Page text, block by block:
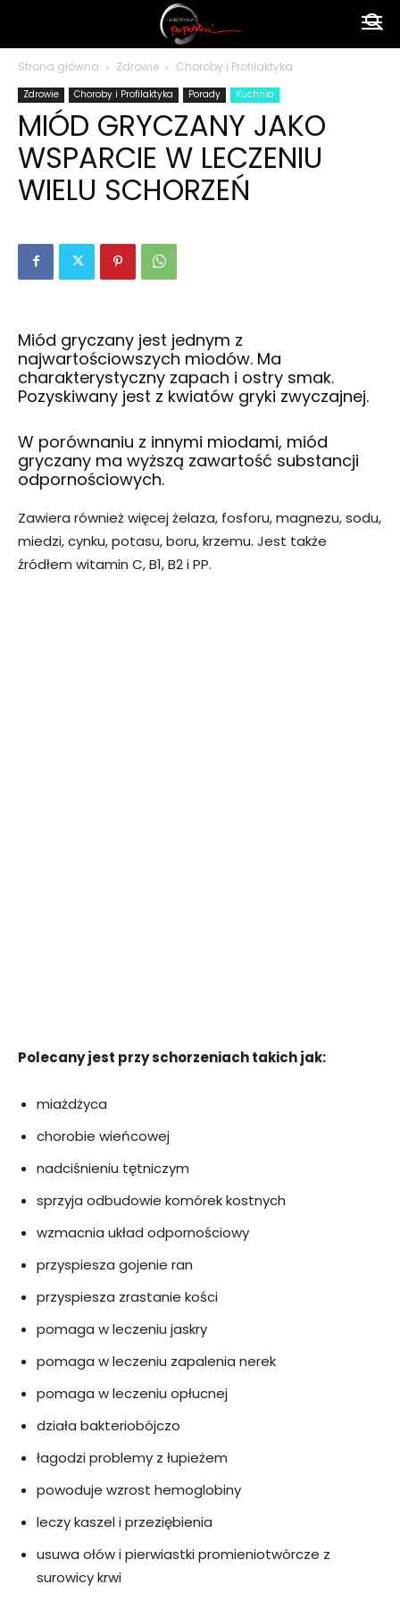
polsku
Strona główna Zdrowie Choroby i Profilaktyka
Zdrowie Choroby i Profilaktyka Porady Kuchnia
MIÓD GRYCZANY JAKO
WSPARCIE W LECZENIU
WIELU SCHORZEŃ
Miód gryczany jest jednym z
najwartościowszych miodów. Ma
charakterystyczny zapach i ostry smak.
Pozyskiwany jest z kwiatów gryki zwyczajnej.
W porównaniu z innymi miodami, miód
gryczany ma wyższą zawartość substancji
odpornościowych.
Zawiera również więcej żelaza, fosforu, magnezu, sodu,
miedzi, cynku, potasu, boru, krzemu. Jest także
źródłem witamin C, B1, B2 i PP.
Polecany jest przy schorzeniach takich jak:
miażdżyca
chorobie wieńcowej
nadciśnieniu tętniczym
sprzyja odbudowie komórek kostnych
wzmacnia układ odpornościowy
przyspiesza gojenie ran
przyspiesza zrastanie kości
pomaga w leczeniu jaskry
pomaga w leczeniu zapalenia nerek
pomaga w leczeniu opłucnej
działa bakteriobójczo
łagodzi problemy z łupieżem
powoduje wzrost hemoglobiny
leczy kaszel i przeziębienia
usuwa ołów i pierwiastki promieniotwórcze z
surowicy krwi